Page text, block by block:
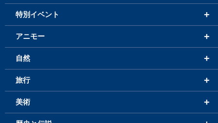
+
特別イベント
+
アニモー
+
自然
+
旅行
+
美術